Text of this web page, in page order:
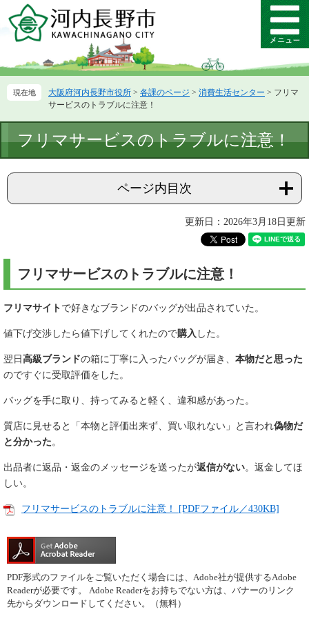
ー
先
ニ
を
て
メ
ニ
ー
大阪府河内長野市役所 > 各課のページ > 消費生活センター > フリマ
サービスのトラブルに注意！
文
フリマサービスのトラブルに注意！
ページ内目次
更新日：2026年3月18日更新
フリマサービスのトラブルに注意！
フリマサイト で好きなブランドのバッグが出品されていた。
値下げ交渉したら値下げしてくれたので購入 した。
翌日 高級ブランドの箱に丁寧に入ったバッグが届き、 本物だと思った
のですぐに受取評価をした。
バッグを手に取り、持ってみると軽く、違和感があった。
質店に見せると「本物と評価出来ず、買い取れない」と言われ偽物だ
と分かった。
出品者に返品・返金のメッセージを送ったが返信がない。返金してほ
しい。
フリマサービスのトラブルに注意！ [PDFファイル／430KB]
PDF形式のファイルをご覧いただく場合には、Adobe社が提供するAdobe
Readerが必要です。
Adobe Readerをお持ちでない方は、バナーのリンク
先からダウンロードしてください。（無料）